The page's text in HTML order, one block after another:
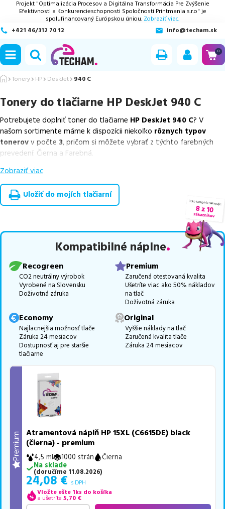
Projekt "Optimalizácia Procesov a Digitálna Transformácia Pre Zvýšenie
Efektívnosti a Konkurencieschopnosti Spoločnosti Printmania s.r.o" je
spolufinancovaný Európskou úniou. Zobraziť viac.
+421 46/312 70 12
info@techam.sk
0
Tonery HP DeskJet 940 C
Tonery do tlačiarne HP DeskJet 940 C
Potrebujete doplniť toner do tlačiarne HP DeskJet 940 C? V
našom sortimente máme k dispozícii niekoľko rôznych typov
tonerovv počte 3, pričom si môžete vybrať z týchto farebných
prevedení: Čierna a Farebná.
Z uvedeného množstva dostupných náplní
náplnev počte1ks, ako ajcenovo výhodnejšie alternatívy,
ktoré plne zachovávajú kvalitu tlače
overené náhrady v rôznych triedach
, medzi ktoré patríšpičková
Celá táto certifikovaná ponuka, spĺňajúca normy ISO 9001 a 14001,
zaručuje bezproblémovú tlač.Najlacnejší produktu nás nájdete
Vieme, že pri nákupe zohráva dôležitú úlohu aj dostupnosť. Preto
sa snažímepravidelne naskladňovať produkty, aby boli ihneď k
dispozícii na odoslanie.
Aktuálne máme k tejto tlačiarni
Ak si pri výbere nie ste istí, ktoré riešenie je pre vaše potreby
najvhodnejšie, alebo máte akékoľvek ďalšie otázky, môžete sa na
nás kedykoľvek obrátiť e-mailom alebo telefonicky. Sme tu, aby
Zobraziť viac
Uložiť do mojích tlačiarní
Kompatibilné náplne
Recogreen
CO2 neutrálny výrobok
Vyrobené na Slovensku
Doživotná záruka
Premium
Zaručená otestovaná kvalita
Ušetríte viac ako 50% nákladov
na tlač
Doživotná záruka
Economy
Najlacnejšia možnosť tlače
Záruka 24 mesiacov
Dostupnosť aj pre staršie
tlačiarne
Original
Vyššie náklady na tlač
Zaručená kvalita tlače
Záruka 24 mesiacov
Premium
Atramentová náplň HP 15XL (C6615DE) black
(čierna) - premium
4,5 ml 1000 strán
Čierna
Na sklade
(doručíme 11.08.2026)
24,08 € s DPH
Vložte ešte 1ks do košíka
a ušetríte 5,70 €